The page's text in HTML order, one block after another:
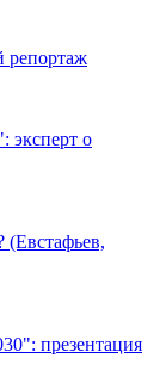
репортаж
эксперт о
(Евстафьев,
презентация